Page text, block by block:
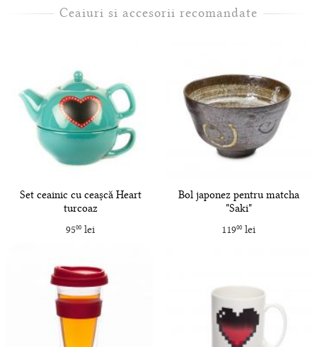
Ceaiuri si accesorii recomandate
Set ceainic cu ceașcă Heart
turcoaz
9500lei
Bol japonez pentru matcha
"Saki"
11900 lei